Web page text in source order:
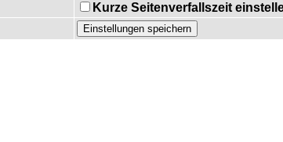
Kurze Seitenverfallszeit